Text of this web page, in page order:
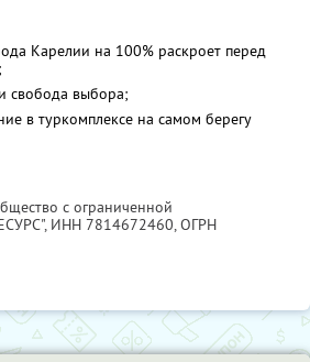
Карелии на 100% раскроет перед
свобода выбора;
в туркомплексе на самом берегу
с ограниченной
ИНН 7814672460, ОГРН